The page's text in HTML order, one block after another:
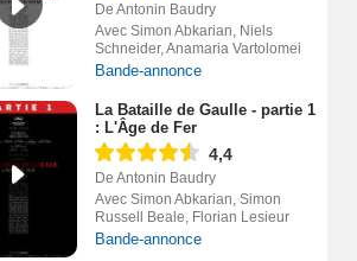
De Antonin Baudry
Avec Simon Abkarian, Niels
Schneider, Anamaria Vartolomei
Bande-annonce
La Bataille de Gaulle - partie 1
: L'Âge de Fer
4,4
De Antonin Baudry
Avec Simon Abkarian, Simon
Russell Beale, Florian Lesieur
Bande-annonce